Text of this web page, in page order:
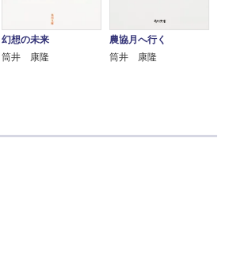
幻想の未来
筒井 康隆
農協月へ行く
筒井 康隆